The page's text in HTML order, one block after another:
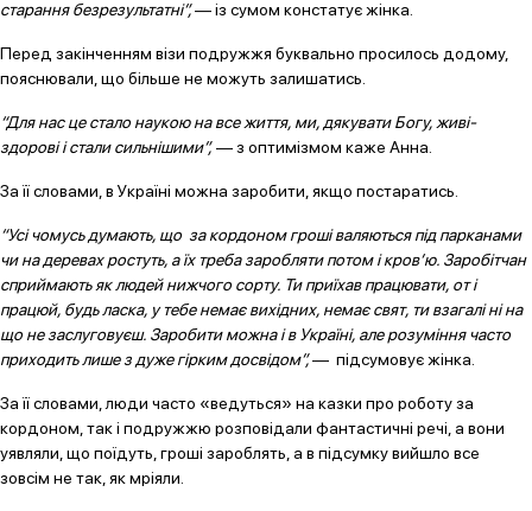
старання безрезультатні”,— із сумом констатує жінка.
Перед закінченням візи подружжя буквально просилось додому,
пояснювали, що більше не можуть залишатись.
“Для нас це стало наукою на все життя, ми, дякувати Богу, живі-
здорові і стали сильнішими”,— з оптимізмом каже Анна.
За її словами, в Україні можна заробити, якщо постаратись.
“Усі чомусь думають, що за кордоном гроші валяються під парканами
чи на деревах ростуть, а їх треба заробляти потом і кров’ю. Заробітчан
сприймають як людей нижчого сорту. Ти приїхав працювати, от і
працюй, будь ласка, у тебе немає вихідних, немає свят, ти взагалі ні на
що не заслуговуєш. Заробити можна і в Україні, але розуміння часто
приходить лише з дуже гірким досвідом”,— підсумовує жінка.
За її словами, люди часто «ведуться» на казки про роботу за
кордоном, так і подружжю розповідали фантастичні речі, а вони
уявляли, що поїдуть, гроші зароблять, а в підсумку вийшло все
зовсім не так, як мріяли.